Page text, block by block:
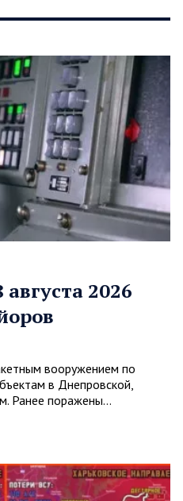
2026
вооружением по
в Днепровской,
Ранее поражены…